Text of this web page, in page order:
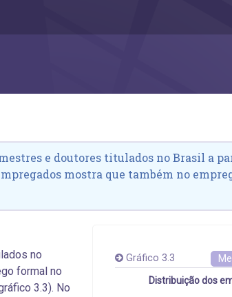
e doutores titulados no Brasil a
mostra que também no
no
formal no
3.3). No
Gráfico 3.3
Distribuição dos